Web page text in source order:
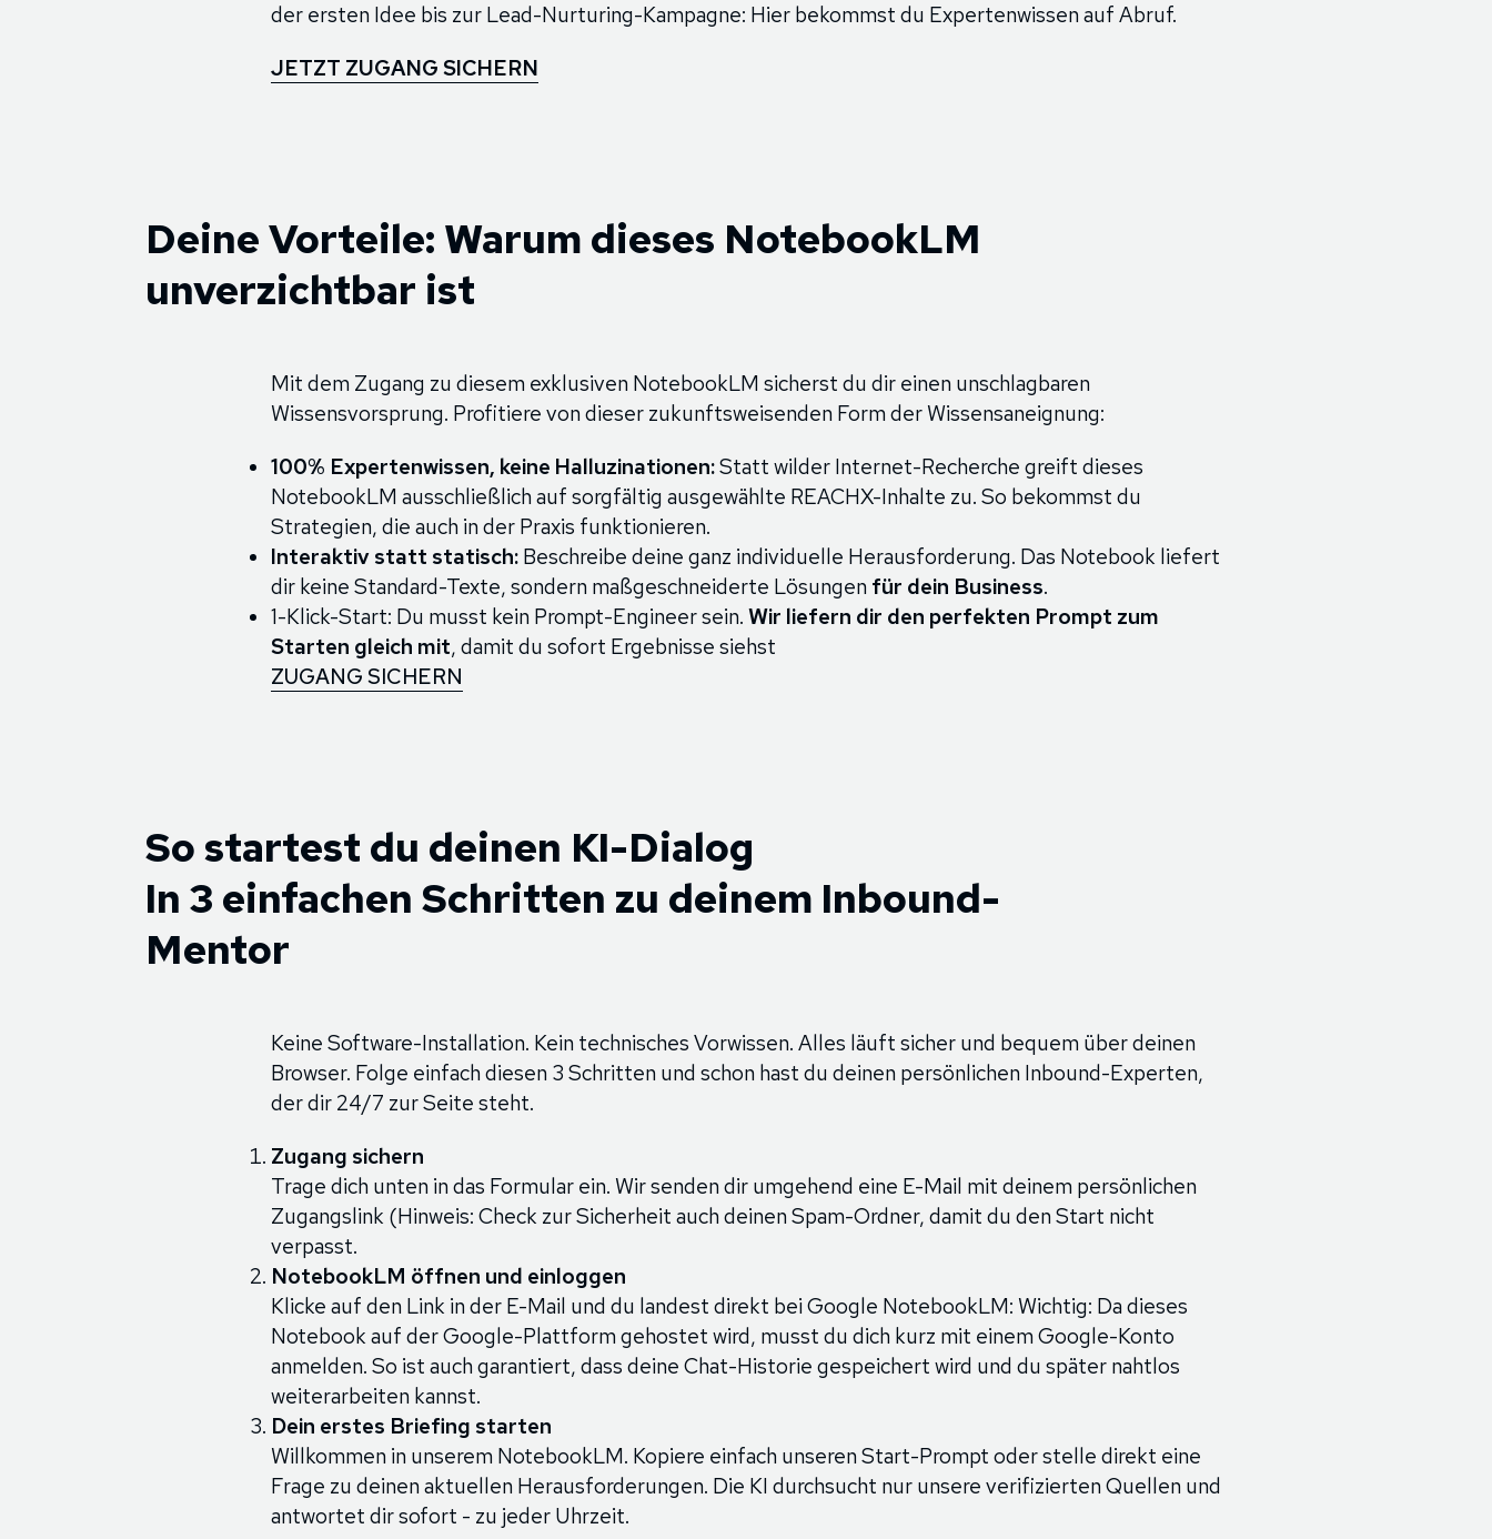
der ersten Idee bis zur Lead-Nurturing-Kampagne: Hier bekommst du Expertenwissen auf Abruf.
JETZT ZUGANG SICHERN
Deine Vorteile: Warum dieses NotebookLM
unverzichtbar ist
Mit dem Zugang zu diesem exklusiven NotebookLM sicherst du dir einen unschlagbaren
Wissensvorsprung. Profitiere von dieser zukunftsweisenden Form der Wissensaneignung:
100% Expertenwissen, keine Halluzinationen:Statt wilder Internet-Recherche greift dieses
NotebookLM ausschließlich auf sorgfältig ausgewählte REACHX-Inhalte zu. So bekommst du
Strategien, die auch in der Praxis funktionieren.
Interaktiv statt statisch: Beschreibe deine ganz individuelle Herausforderung. Das Notebook liefert
dir keine Standard-Texte, sondern maßgeschneiderte Lösungen für dein Business.
1-Klick-Start: Du musst kein Prompt-Engineer sein. Wir liefern dir den perfekten Prompt zum
Starten gleich mit, damit du sofort Ergebnisse siehst
ZUGANG SICHERN
So startest du deinen KI-Dialog
In 3 einfachen Schritten zu deinem Inbound-
Mentor
Keine Software-Installation. Kein technisches Vorwissen. Alles läuft sicher und bequem über deinen
Browser. Folge einfach diesen 3 Schritten und schon hast du deinen persönlichen Inbound-Experten,
der dir 24/7 zur Seite steht.
Zugang sichern
Trage dich unten in das Formular ein. Wir senden dir umgehend eine E-Mail mit deinem persönlichen
Zugangslink (Hinweis: Check zur Sicherheit auch deinen Spam-Ordner, damit du den Start nicht
verpasst.
NotebookLM öffnen und einloggen
Klicke auf den Link in der E-Mail und du landest direkt bei Google NotebookLM: Wichtig: Da dieses
Notebook auf der Google-Plattform gehostet wird, musst du dich kurz mit einem Google-Konto
anmelden. So ist auch garantiert, dass deine Chat-Historie gespeichert wird und du später nahtlos
weiterarbeiten kannst.
Dein erstes Briefing starten
Willkommen in unserem NotebookLM. Kopiere einfach unseren Start-Prompt oder stelle direkt eine
Frage zu deinen aktuellen Herausforderungen. Die KI durchsucht nur unsere verifizierten Quellen und
antwortet dir sofort - zu jeder Uhrzeit.